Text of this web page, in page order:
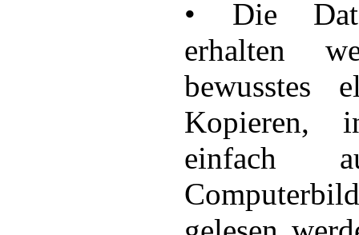
• Die
erhalten
bewusstes
Kopieren,
einfach